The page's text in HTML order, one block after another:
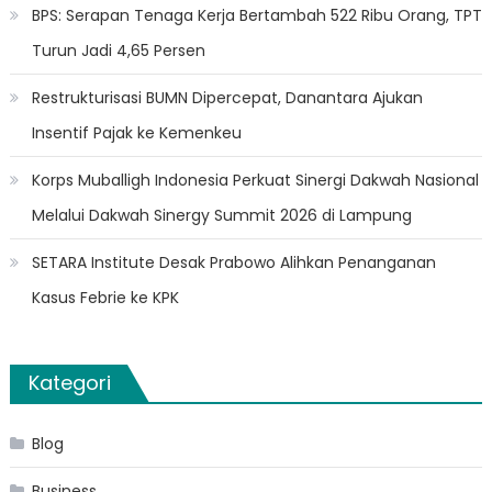
BPS: Serapan Tenaga Kerja Bertambah 522 Ribu Orang, TPT
Turun Jadi 4,65 Persen
Restrukturisasi BUMN Dipercepat, Danantara Ajukan
Insentif Pajak ke Kemenkeu
Korps Muballigh Indonesia Perkuat Sinergi Dakwah Nasional
Melalui Dakwah Sinergy Summit 2026 di Lampung
SETARA Institute Desak Prabowo Alihkan Penanganan
Kasus Febrie ke KPK
Kategori
Blog